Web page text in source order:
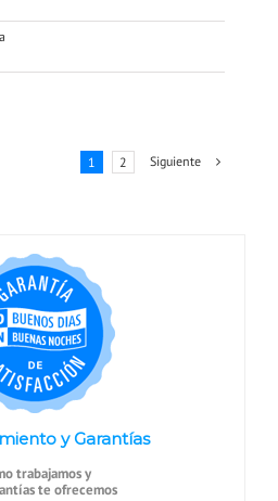
1 2 Siguiente
y Garantías
trabajamos y
te ofrecemos